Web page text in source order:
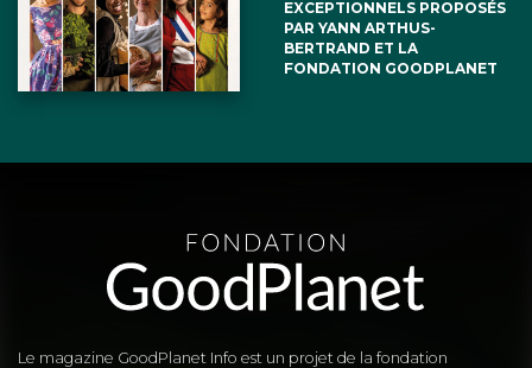
EXCEPTIONNELS PROPOSÉS
PAR YANN ARTHUS-
BERTRAND ET LA
FONDATION GOODPLANET
Le magazine GoodPlanet Info est un projet de la fondation